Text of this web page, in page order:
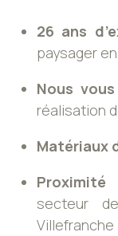
26 ans
paysager
Nous
réalisation
Matériaux
secteur